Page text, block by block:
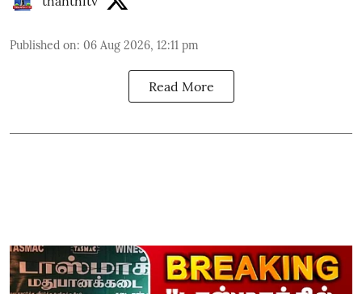
Published on: 06 Aug 2026, 12:11 pm
Read More